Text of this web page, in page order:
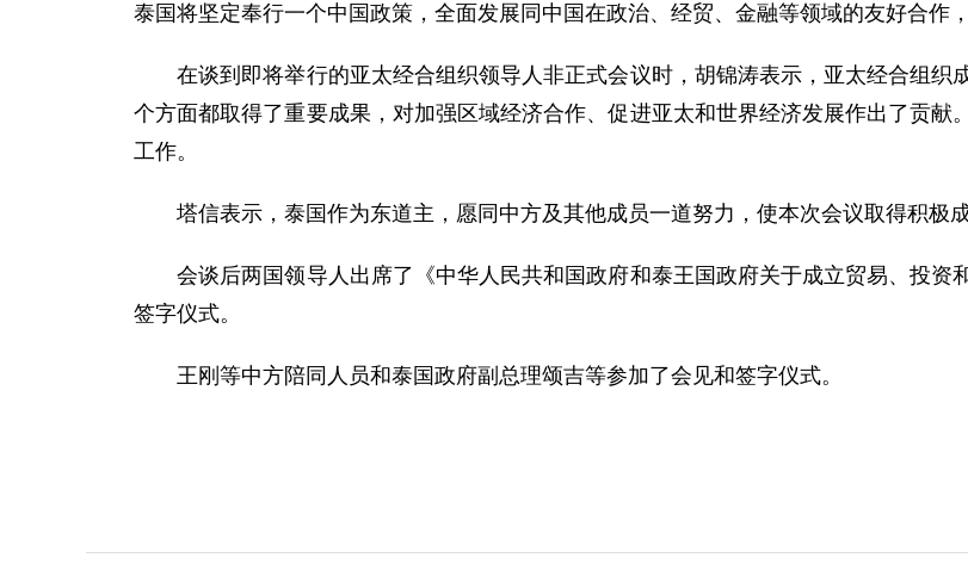
泰国将坚定奉行一个中国政策，全面发展同中国在政治、经贸、金融等领域的友好合作
在谈到即将举行的亚太经合组织领导人非正式会议时，胡锦涛表示，亚太经合组织
个方面都取得了重要成果，对加强区域经济合作、促进亚太和世界经济发展作出了贡
工作。
塔信表示，泰国作为东道主，愿同中方及其他成员一道努力，使本次会议取得积极成
会谈后两国领导人出席了《中华人民共和国政府和泰王国政府关于成立贸易、投资
签字仪式。
王刚等中方陪同人员和泰国政府副总理颂吉等参加了会见和签字仪式。